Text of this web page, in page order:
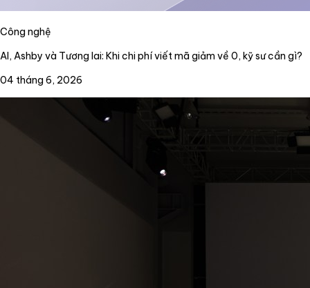
Công nghệ
AI, Ashby và Tương lai: Khi chi phí viết mã giảm về 0, kỹ sư cần gì?
04 tháng 6, 2026